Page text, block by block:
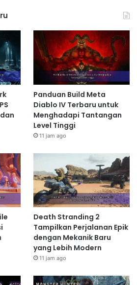
Panduan Build Meta
Diablo IV Terbaru untuk
Menghadapi Tantangan
Level Tinggi
11 jam ago
Death Stranding 2
Tampilkan Perjalanan Epik
dengan Mekanik Baru
yang Lebih Modern
11 jam ago